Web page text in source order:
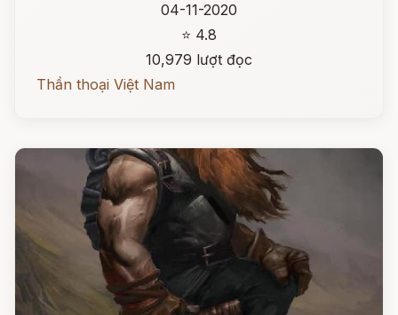
04-11-2020
⭐ 4.8
10,979 lượt đọc
Thần thoại Việt Nam